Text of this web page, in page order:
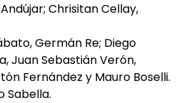
Chrisitan Cellay,
Germán Re; Diego
Juan Sebastián Verón,
Fernández y Mauro Boselli.
Sabella.